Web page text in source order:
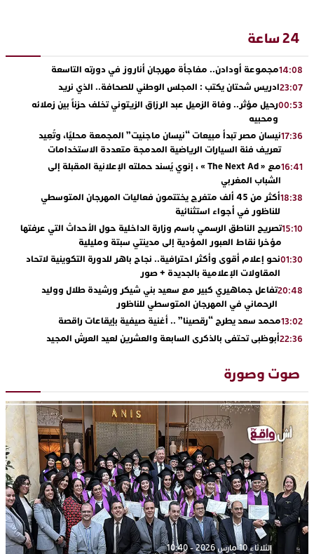
24 ساعة
14:08مجموعة أودادن.. مفاجأة مهرجان أناروز في دورته التاسعة
23:07ادريس شحتان يكتب : المجلس الوطني للصحافة.. الذي نريد
00:53رحيل مؤثر.. وفاة الزميل عبد الرزاق الزيتوني تخلف حزناً بين زملائه
ومحبيه
17:36نيسان مصر تبدأ مبيعات “نيسان ماجنيت” المجمعة محليًا، وتُعِيد
تعريف فئة السيارات الرياضية المدمجة متعددة الاستخدامات
16:41
مع « The Next Ad » ، إنوي يُسند حملته الإعلانية المقبلة إلى
الشباب المغربي
18:38
أكثر من 45 ألف متفرج يختتمون فعاليات المهرجان المتوسطي
للناظور في أجواء استثنائية
15:10تصريح الناطق الرسمي باسم وزارة الداخلية حول الأحداث التي عرفتها
مؤخرا نقاط العبور المؤدية إلى مدينتي سبتة ومليلية
01:30نحو إعلام أقوى وأكثر احترافية.. نجاح باهر للدورة التكوينية لاتحاد
المقاولات الإعلامية بالجديدة + صور
20:48تفاعل جماهيري كبير مع سعيد بني شيكر ورشيدة طلال ووليد
الرحماني في المهرجان المتوسطي للناظور
13:02محمد سعد يطرح “رقصينا” .. أغنية صيفية بإيقاعات راقصة
22:36أبوظبي تحتفي بالذكرى السابعة والعشرين لعيد العرش المجيد
13:30دنيا بوطازوت تواصل تألقها الفني وتؤكد مكانتها بأداء مميز في
“كوفرة فالغيس”
19:11يقظة أمنية تنهي كابوس الفتاة القاصر: كواليس مثيرة لعملية تحرير
رهينتين من قبضة ذي سوابق بالجديدة
17:27اتحاد المقاولات الإعلامية يقود قاطرة التكوين بالجديدة ويستضيف
الإعلامي سعيد بلفقير في دورة استثنائية
صوت وصورة
الثلاثاء 10 مارس 2026 - 10:40